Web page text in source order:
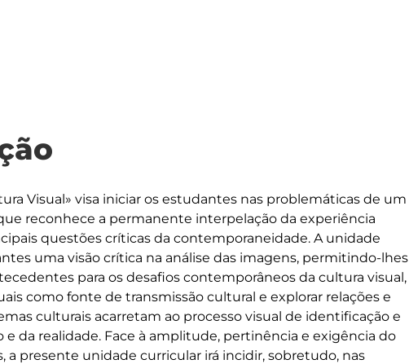
Visual» visa iniciar os estudantes nas problemáticas de um
reconhece a permanente interpelação da experiência
questões críticas da contemporaneidade. A unidade
uma visão crítica na análise das imagens, permitindo-lhes
para os desafios contemporâneos da cultura visual,
como fonte de transmissão cultural e explorar relações e
culturais acarretam ao processo visual de identificação e
da realidade. Face à amplitude, pertinência e exigência do
a presente unidade curricular irá incidir, sobretudo, nas